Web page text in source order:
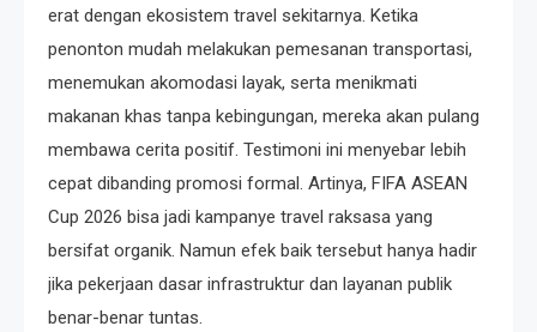
erat dengan ekosistem travel sekitarnya. Ketika
penonton mudah melakukan pemesanan transportasi,
menemukan akomodasi layak, serta menikmati
makanan khas tanpa kebingungan, mereka akan pulang
membawa cerita positif. Testimoni ini menyebar lebih
cepat dibanding promosi formal. Artinya, FIFA ASEAN
Cup 2026 bisa jadi kampanye travel raksasa yang
bersifat organik. Namun efek baik tersebut hanya hadir
jika pekerjaan dasar infrastruktur dan layanan publik
benar-benar tuntas.